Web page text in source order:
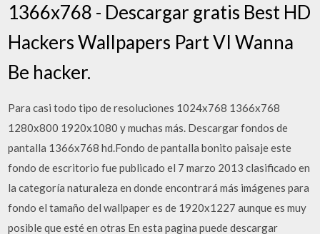
1366x768 - Descargar gratis Best HD
Hackers Wallpapers Part VI Wanna
Be hacker.
Para casi todo tipo de resoluciones 1024x768 1366x768
1280x800 1920x1080 y muchas más. Descargar fondos de
pantalla 1366x768 hd.Fondo de pantalla bonito paisaje este
fondo de escritorio fue publicado el 7 marzo 2013 clasificado en
la categoría naturaleza en donde encontrará más imágenes para
fondo el tamaño del wallpaper es de 1920x1227 aunque es muy
posible que esté en otras En esta pagina puede descargar